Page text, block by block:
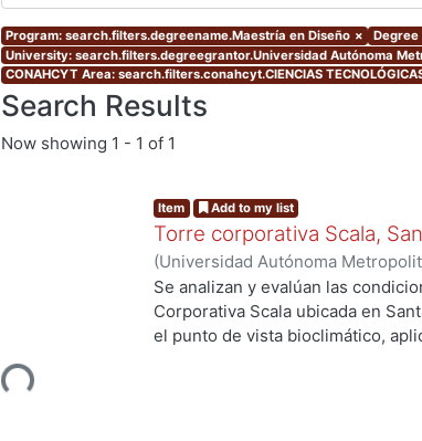
Program: search.filters.degreename.Maestría en Diseño ×
University: search.filters.degreegrantor.Universidad Autónoma
CONAHCYT Area: search.filters.conahcyt.CIENCIAS
Search Results
Now showing 1 - 1 of 1
Loading...
Item Add to my list
Torre corporativa Scala,
(Universidad Autónoma
de Servicios de Información.,1999
Se analizan y evalúan las
Corporativa Scala ubicada en
el punto de vista bioclimático,